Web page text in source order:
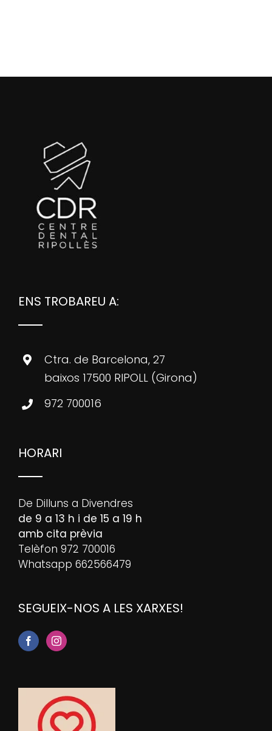
ENS TROBAREU A:
Ctra. de Barcelona, 27
baixos 17500 RIPOLL (Girona)
972 700016
HORARI
De Dilluns a Divendres
de 9 a 13 h i de 15 a 19 h
amb cita prèvia
Telèfon 972 700016
Whatsapp 662566479
SEGUEIX-NOS A LES XARXES!